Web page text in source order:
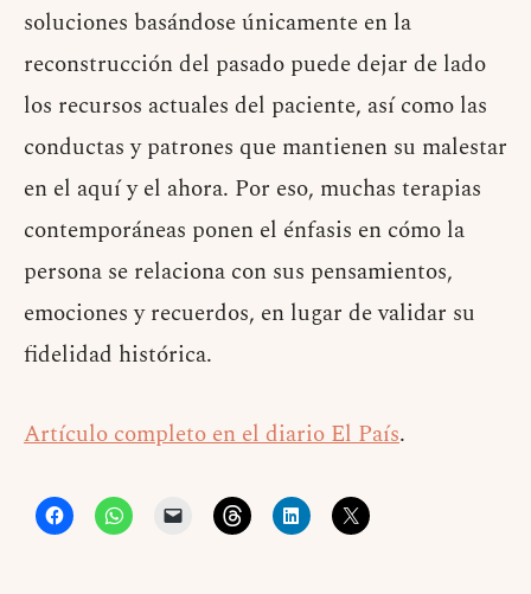
soluciones basándose únicamente en la
reconstrucción del pasado puede dejar de lado
los recursos actuales del paciente, así como las
conductas y patrones que mantienen su malestar
en el aquí y el ahora. Por eso, muchas terapias
contemporáneas ponen el énfasis en cómo la
persona se relaciona con sus pensamientos,
emociones y recuerdos, en lugar de validar su
fidelidad histórica.
Artículo completo en el diario El País.